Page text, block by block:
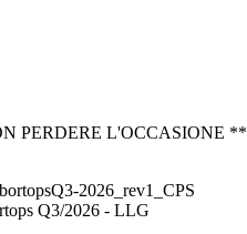
PERDERE L'OCCASIONE
Q3/2026 - LLG